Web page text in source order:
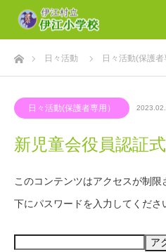
ホーム日々活動 日々活動(保護者
日々活動(保護者専用）
新児童会役員認証式
このコンテンツはアクセスが制
下にパスワードを入力してくださ